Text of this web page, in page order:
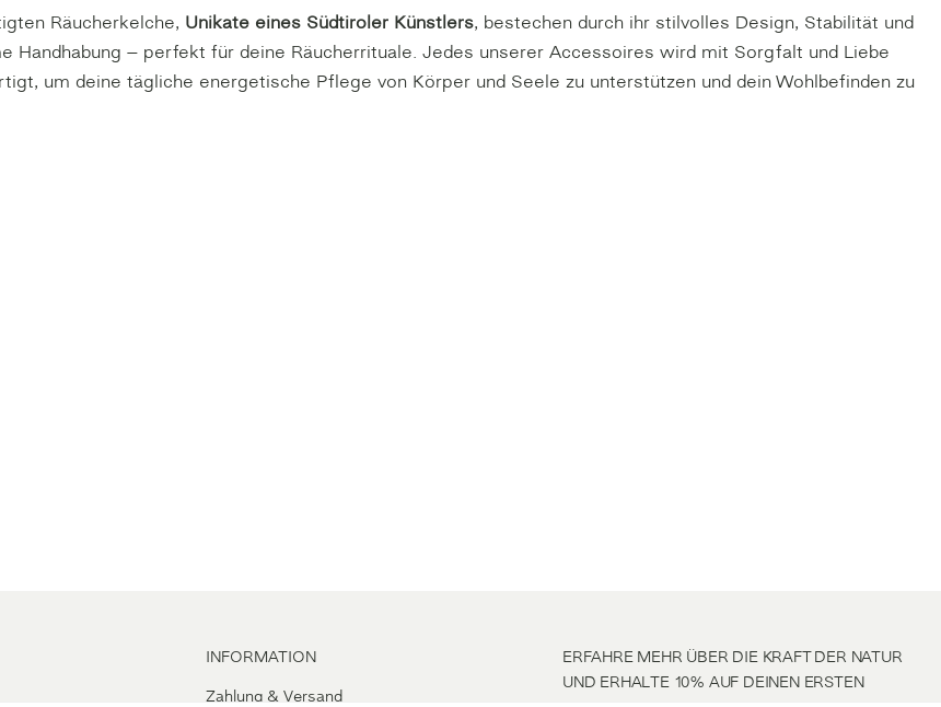
Räucherkelche, Unikate eines Südtiroler Künstlers, bestechen durch ihr stilvolles Design, Stabilität und
Handhabung – perfekt für deine Räucherrituale. Jedes unserer Accessoires wird mit Sorgfalt und Liebe
um deine tägliche energetische Pflege von Körper und Seele zu unterstützen und dein Wohlbefinden zu
INFORMATION
Zahlung & Versand
ERFAHRE MEHR ÜBER DIE KRAFT DER NATUR
UND ERHALTE 10% AUF DEINEN ERSTEN